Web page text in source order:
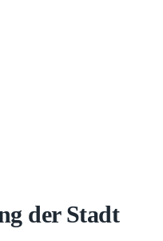
der Stadt